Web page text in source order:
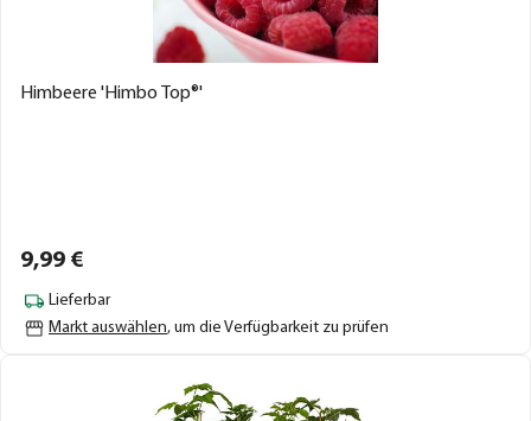
Himbeere 'Himbo Top®'
9,99 €
Lieferbar
Markt auswählen, um die Verfügbarkeit zu prüfen